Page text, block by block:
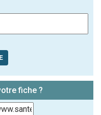
fiche ?